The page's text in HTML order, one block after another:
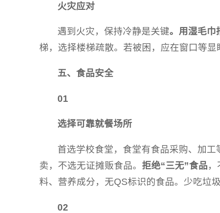
火灾应对
遇到火灾，保持冷静是关键。用湿毛巾
梯，选择楼梯疏散。若被困，应在窗口等
五、食品安全
01
选择可靠就餐场所
首选学校食堂，食堂有食品采购、加
卖，不选无证摊贩食品。 拒绝“三无”食品
料、营养成分，无QS标识的食品。少吃垃
02